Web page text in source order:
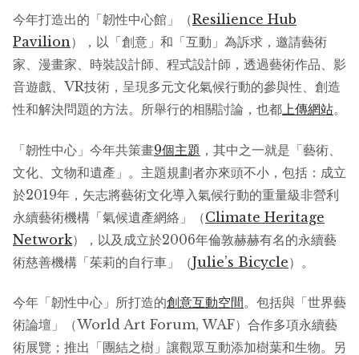
今年打造出的「韌性中心館」（Resilience Hub
Pavilion），以「創意」和「互動」為訴求，邀請藝術
家、漫畫家、時裝設計師、程式設計師，透過藝術作品、影
音遊戲、VR技術，呈現多元文化氣候行動的參與性、創造
性和解決問題的方法。所舉行的相關討論，也都上傳網站。
「韌性中心」今年共策畫9個主題 ，其中之一就是「藝術、
文化、文物和遺產」。主題規劃者亦來頭不小，包括：成立
於2019年，矢志將藝術文化導入氣候行動的重量級非營利
永續藝術機構「氣候遺產網絡」（Climate Heritage
Network），以及成立於2006年倫敦赫赫有名的永續藝
術慈善機構「茱莉的自行車」（Julie’s Bicycle）。
今年「韌性中心」所打造的創意互動空間。包括與「世界藝
術論壇」（World Art Forum, WAF）合作多項永續藝
術展覽；推出「團結之樹」讓觀眾互動添加樹葉和生物。另